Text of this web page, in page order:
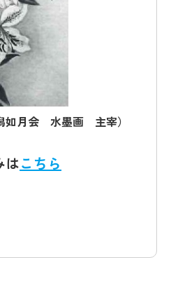
如月会 水墨画 主宰）
はこちら